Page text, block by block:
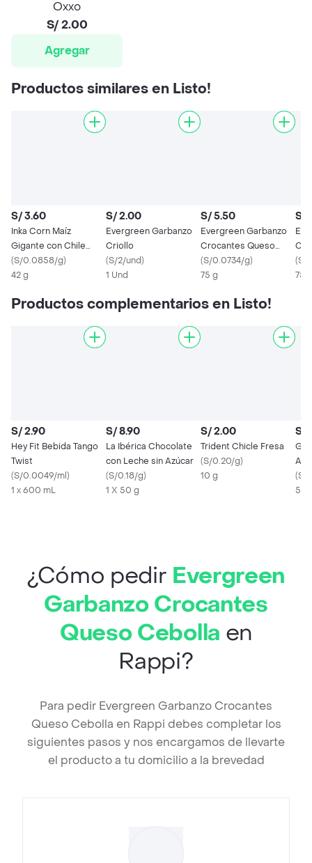
Oxxo
S/ 2.00
Agregar
Productos similares en Listo!
S/ 3.60
Inka Corn Maíz
Gigante con Chile
Picante
(S/0.0858/g)
42 g
S/ 2.00
Evergreen Garbanzo
Criollo
(S/2/und)
1 Und
S/ 5.50
Evergreen Garbanzo
Crocantes Queso
Cebolla
(S/0.0734/g)
75 g
S/
(S/
75 g
Productos complementarios en Listo!
S/ 2.90
Hey Fit Bebida Tango
Twist
(S/0.0049/ml)
1 x 600 mL
S/ 8.90
La Ibérica Chocolate
con Leche sin Azúcar
(S/0.18/g)
1 X 50 g
S/ 2.00
Trident Chicle Fresa
(S/0.20/g)
10 g
S/
(S/
50
¿Cómo pedir Evergreen
Garbanzo Crocantes
Queso Cebolla en
Rappi?
Para pedir Evergreen Garbanzo Crocantes
Queso Cebolla en Rappi debes completar los
siguientes pasos y nos encargamos de llevarte
el producto a tu domicilio a la brevedad